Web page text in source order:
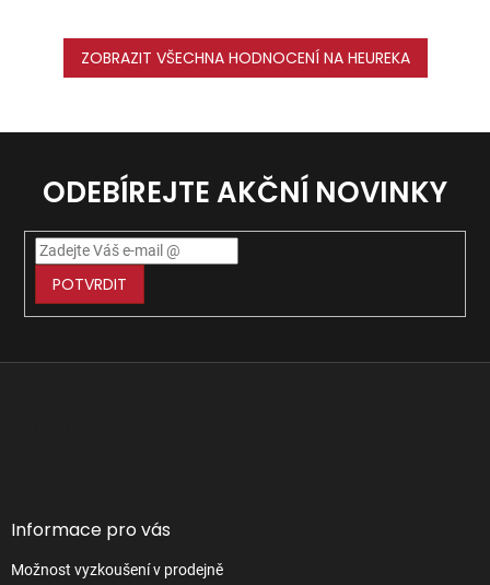
ZOBRAZIT VŠECHNA HODNOCENÍ NA HEUREKA
ODEBÍREJTE AKČNÍ NOVINKY
POTVRDIT
Z
Informace pro vás
Možnost vyzkoušení v prodejně